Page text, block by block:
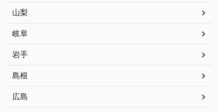
山梨
岐阜
岩手
島根
広島